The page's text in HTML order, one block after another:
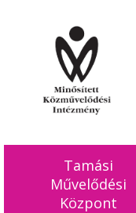
Tamási
Művelődési
Központ